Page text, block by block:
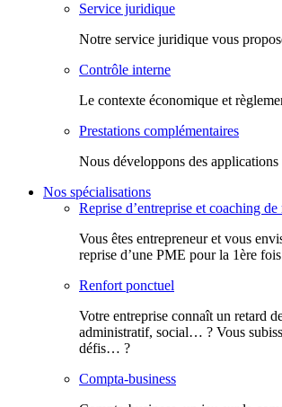
Service juridique
Notre service juridique vous
Contrôle interne
Le contexte économique et
Prestations complémentaires
Nous développons des
Nos spécialisations
Reprise d’entreprise et coaching de
Vous êtes entrepreneur et vous
reprise d’une PME pour la 1ère
Renfort ponctuel
Votre entreprise connaît un retard
administratif, social… ? Vous
défis… ?
Compta-business